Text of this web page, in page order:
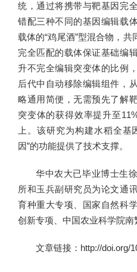
统，通过将携带与靶基因完
错配三种不同的基因编辑载
载体的“鸡尾酒”型混合物，
完全匹配的载体保证基础编
升不完全编辑突变体的比例
后代中自动移除编辑组件，
略通用简便，无需预先了解
突变体的获得效率提升至
上。该研究为构建水稻全基
因”的功能提供了技术支撑。
华中农大已毕业博士生
所和玉兵副研究员为论文通
育种重大专项、国家自然科
创新专项、中国农业科学院南
文章链接： http://doi.org/